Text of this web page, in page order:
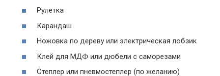
Рулетка
Карандаш
Ножовка по дереву или электрическая лобзик
Клей для МДФ или дюбели с саморезами
Степлер или пневмостеплер (по желанию)